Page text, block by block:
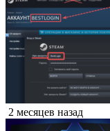
2 месяцев назад